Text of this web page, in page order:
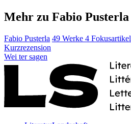
Mehr zu Fabio Pusterla
Fabio Pusterla 49 Werke 4 Fokusartikel
Kurzrezension
Wei ter sagen